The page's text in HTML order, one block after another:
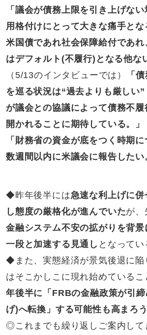
「議会が債務上限を引き上げな
用格付けにとって大きな痛手とな
米国債であれ社会保障給付であ
はデフォルト(不履行)となる他な
（5/13のインタビューでは）
「
を巡る状況は“過去よりも厳しい”
が議会との協議によって債務不
開かれることに期待している。」
「財務省の資金が底をつく時期
数週間以内に米議会に報告したい
◆昨年後半には急速な利上げに
し態度の厳格化が進んでいたが、
金融システム不安の拡がりを背
一段と加速する見通し となってい
◆また、実態経済が景気後退に陥
はそこかしこに現れ始めているこ
年後半に「FRBの金融政策が引
げ)へ転換」する可能性も高まろう
◎これまでも繰り返しご案内して